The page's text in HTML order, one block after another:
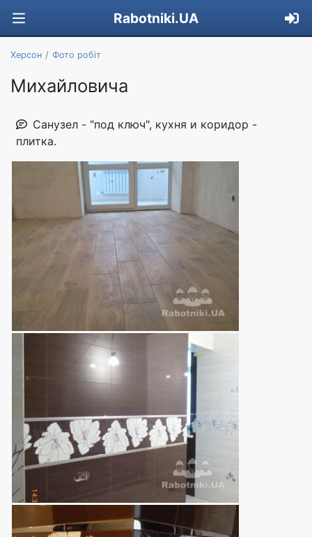
Rabotniki.UA
Херсон Фото робіт
Михайловича
Санузел - "под ключ", кухня и коридор -
плитка.